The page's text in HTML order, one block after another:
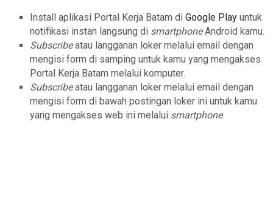
Install aplikasi Portal Kerja Batam di Google Playuntuk
notifikasi instan langsung di smartphoneAndroid kamu.
Subscribeatau langganan loker melalui email dengan
mengisi form di samping untuk kamu yang mengakses
Portal Kerja Batam melalui komputer.
Subscribeatau langganan loker melalui email dengan
mengisi form di bawah postingan loker ini untuk kamu
yang mengakses web ini melalui smartphone.